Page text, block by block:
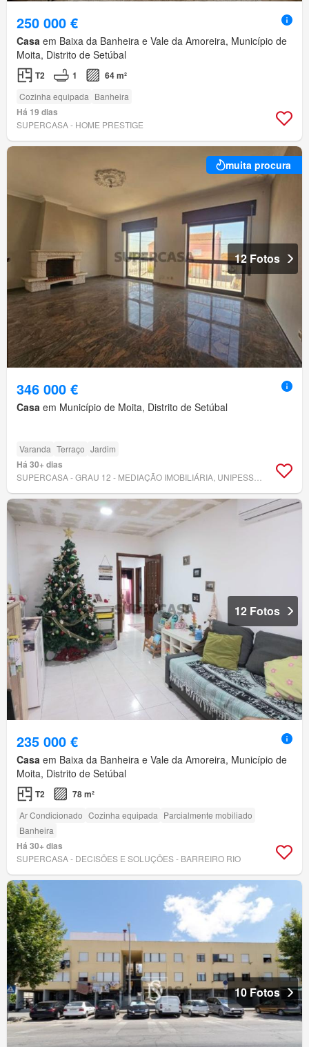
250 000 €
Casa em Baixa da Banheira e Vale da Amoreira, Município de
Moita, Distrito de Setúbal
T2 1 64 m²
Cozinha equipada Banheira
Há 19 dias
SUPERCASA - HOME PRESTIGE
muita procura
12 Fotos
346 000 €
Casa em Município de Moita, Distrito de Setúbal
Varanda Terraço Jardim
Há 30+ dias
12 Fotos
235 000 €
Casa em Baixa da Banheira e Vale da Amoreira, Município de
Moita, Distrito de Setúbal
T2 78 m²
Ar Condicionado Cozinha equipada Parcialmente mobiliado
Banheira
Há 30+ dias
SUPERCASA - DECISÕES E SOLUÇÕES - BARREIRO RIO
10 Fotos